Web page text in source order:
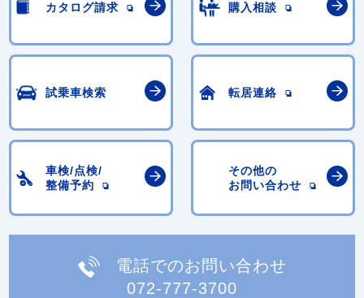
カタログ請求 購入相談
試乗車検索 転居連絡
車検/点検/
整備予約
その他の
お問い合わせ
電話でのお問い合わせ
072-777-3700